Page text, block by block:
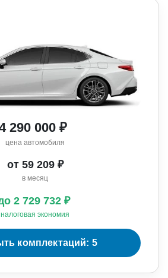
290 000 ₽
цена автомобиля
от 59 209 ₽
в месяц
2 729 732 ₽
налоговая экономия
комплектаций: 5